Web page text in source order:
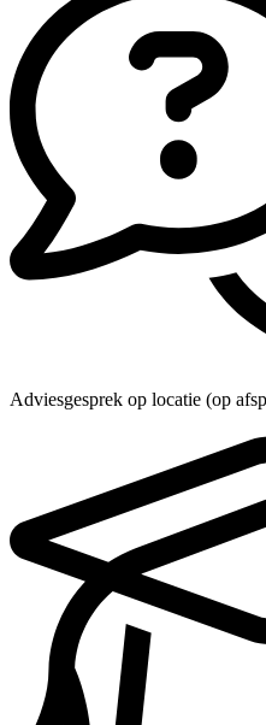
Adviesgesprek op locatie (op